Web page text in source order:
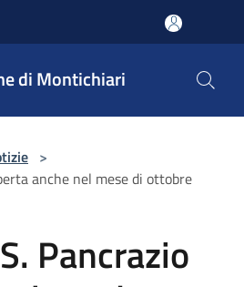
di Montichiari
>
anche nel mese di ottobre
Pancrazio